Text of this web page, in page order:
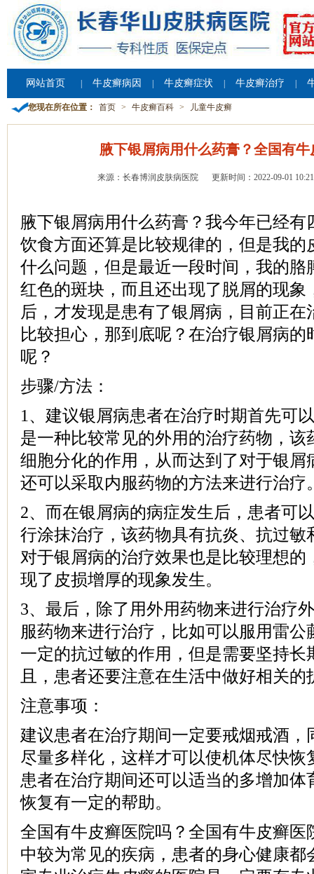
网站首页 牛皮癣病因 牛皮癣症状 牛皮癣治疗
您现在所在位置： 首页 > 牛皮癣百科 > 儿童牛皮癣
腋下银屑病用什么药膏？全国有
来源：长春博润皮肤病医院 更新时间：2022-09-01
腋下银屑病用什么药膏？我今年已经有
饮食方面还算是比较规律的，但是我的
什么问题，但是最近一段时间，我的胳
红色的斑块，而且还出现了脱屑的现象
后，才发现是患有了银屑病，目前正在
比较担心，那到底呢？在治疗银屑病的
呢？
步骤/方法：
1、建议银屑病患者在治疗时期首先可
是一种比较常见的外用的治疗药物，该
细胞分化的作用，从而达到了对于银屑
还可以采取内服药物的方法来进行治疗
2、而在银屑病的病症发生后，患者可
行涂抹治疗，该药物具有抗炎、抗过敏
对于银屑病的治疗效果也是比较理想的
现了皮损增厚的现象发生。
3、最后，除了用外用药物来进行治疗
服药物来进行治疗，比如可以服用雷公
一定的抗过敏的作用，但是需要坚持长
且，患者还要注意在生活中做好相关的
注意事项：
建议患者在治疗期间一定要戒烟戒酒，
尽量多样化，这样才可以使机体尽快恢
患者在治疗期间还可以适当的多增加体
恢复有一定的帮助。
全国有牛皮癣医院吗？全国有牛皮癣医
中较为常见的疾病，患者的身心健康都